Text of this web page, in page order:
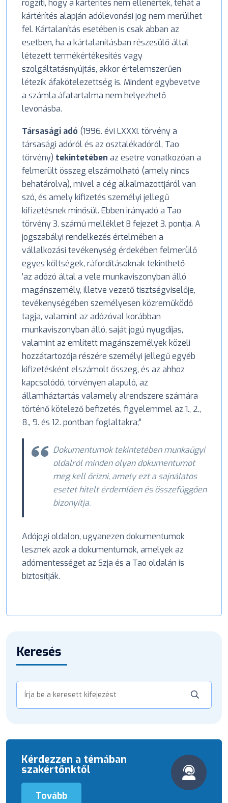
rögzíti, hogy a kártérítés nem ellenérték, tehát a
kártérítés alapján adólevonási jog nem merülhet
fel. Kártalanítás esetében is csak abban az
esetben, ha a kártalanításban részesülő által
létezett termékértékesítés vagy
szolgáltatásnyújtás, akkor értelemszerűen
létezik áfakötelezettség is. Mindent egybevetve
a számla áfatartalma nem helyezhető
levonásba.
Társasági adó (1996. évi LXXXI. törvény a
társasági adóról és az osztalékadóról, Tao
törvény) tekintetében az esetre vonatkozóan a
felmerült összeg elszámolható (amely nincs
behatárolva), mivel a cég alkalmazottjáról van
szó, és amely kifizetés személyi jellegű
kifizetésnek minősül. Ebben irányadó a Tao
törvény 3. számú melléklet B fejezet 3. pontja. A
jogszabályi rendelkezés értelmében a
vállalkozási tevékenység érdekében felmerülő
egyes költségek, ráfordításoknak tekinthető
’az adózó által a vele munkaviszonyban álló
magánszemély, illetve vezető tisztségviselője,
tevékenységében személyesen közreműködő
tagja, valamint az adózóval korábban
munkaviszonyban álló, saját jogú nyugdíjas,
valamint az említett magánszemélyek közeli
hozzátartozója részére személyi jellegű egyéb
kifizetésként elszámolt összeg, és az ahhoz
kapcsolódó, törvényen alapuló, az
államháztartás valamely alrendszere számára
történő kötelező befizetés, figyelemmel az 1., 2.,
8., 9. és 12. pontban foglaltakra;”
Dokumentumok tekintetében munkaügyi
oldalról minden olyan dokumentumot
meg kell őrizni, amely ezt a sajnálatos
esetet hitelt érdemlően és összefüggően
bizonyítja.
Adójogi oldalon, ugyanezen dokumentumok
lesznek azok a dokumentumok, amelyek az
adómentességet az Szja és a Tao oldalán is
biztosítják.
Keresés
Kérdezzen a témában
szakértőnktől
Tovább